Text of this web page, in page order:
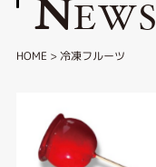
NEWS
HOME >冷凍フルーツ